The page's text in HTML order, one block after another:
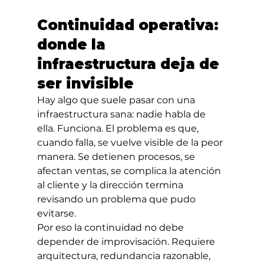
Continuidad operativa:
donde la
infraestructura deja de
ser invisible
Hay algo que suele pasar con una
infraestructura sana: nadie habla de
ella. Funciona. El problema es que,
cuando falla, se vuelve visible de la peor
manera. Se detienen procesos, se
afectan ventas, se complica la atención
al cliente y la dirección termina
revisando un problema que pudo
evitarse.
Por eso la continuidad no debe
depender de improvisación. Requiere
arquitectura, redundancia razonable,